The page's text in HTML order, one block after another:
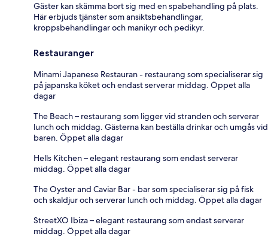
Gäster kan skämma bort sig med en spabehandling på plats.
Här erbjuds tjänster som ansiktsbehandlingar,
kroppsbehandlingar och manikyr och pedikyr.
Restauranger
Minami Japanese Restauran - restaurang som specialiserar sig
på japanska köket och endast serverar middag. Öppet alla
dagar
The Beach – restaurang som ligger vid stranden och serverar
lunch och middag. Gästerna kan beställa drinkar och umgås vid
baren. Öppet alla dagar
Hells Kitchen – elegant restaurang som endast serverar
middag. Öppet alla dagar
The Oyster and Caviar Bar - bar som specialiserar sig på fisk
och skaldjur och serverar lunch och middag. Öppet alla dagar
StreetXO Ibiza – elegant restaurang som endast serverar
middag. Öppet alla dagar